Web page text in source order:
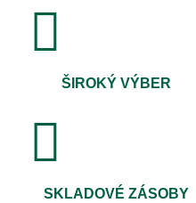
ŠIROKÝ VÝBER
SKLADOVÉ ZÁSOBY